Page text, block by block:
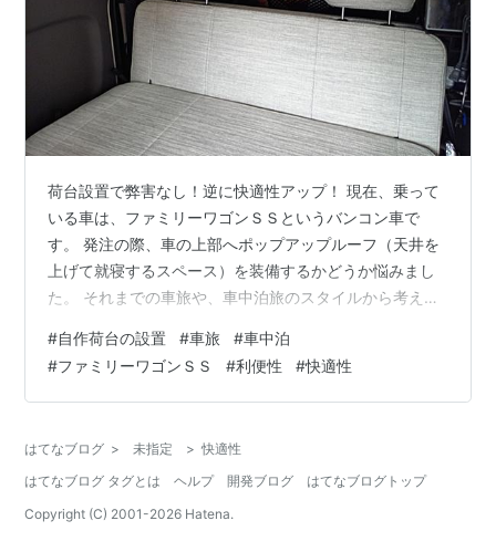
荷台設置で弊害なし！逆に快適性アップ！ 現在、乗って
いる車は、ファミリーワゴンＳＳというバンコン車で
す。 発注の際、車の上部へポップアップルーフ（天井を
上げて就寝するスペース）を装備するかどうか悩みまし
た。 それまでの車旅や、車中泊旅のスタイルから考える
分析をしました。 であれば、電子レンジや冷蔵冷凍庫な
どを、積載しつつ就寝もできるようにすることが、課題
として残りました。 そこで、発注するファミリーワゴン
解決できる‥」という判行い行い、ポップアップルーフの
装備は止めました。 この間、現在のファ…
#自作荷台の設置 #車旅 #車中泊
#ファミリーワゴンＳＳ #利便性 #快適性
はてなブログ > 未指定 > 快適性
はてなブログ タグとは
ヘルプ 開発ブログ
はてなブログトップ
Copyright (C) 2001-2026 Hatena.